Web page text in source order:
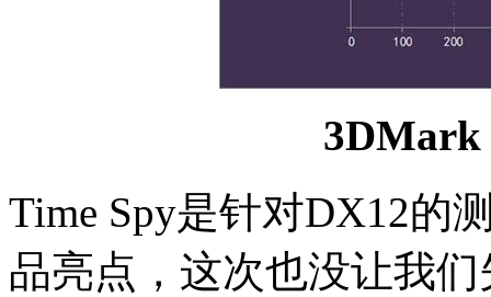
3DMark
Time Spy是针对DX12的
品亮点，这次也没让我